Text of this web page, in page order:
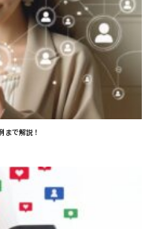
で解説！